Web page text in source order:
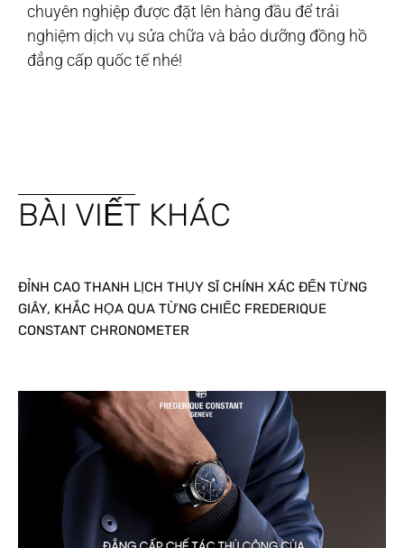
chuyên nghiệp được đặt lên hàng đầu để trải
nghiệm dịch vụ sửa chữa và bảo dưỡng đồng hồ
đẳng cấp quốc tế nhé!
BÀI VIẾT KHÁC
ĐỈNH CAO THANH LỊCH THỤY SĨ CHÍNH XÁC ĐẾN TỪNG
GIÂY, KHẮC HỌA QUA TỪNG CHIẾC FREDERIQUE
CONSTANT CHRONOMETER